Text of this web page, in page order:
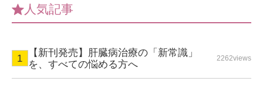
人気記事
【新刊発売】肝臓病治療の「新常識」
を、すべての悩める方へ
2262views